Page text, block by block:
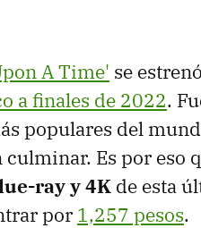
A Time' se
a finales de 2022.
populares del
Es por eso
rayy 4K de esta
por 1,257 pesos.